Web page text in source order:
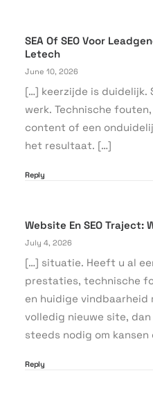
SEA Of SEO Voor
Letech
June 10, 2026
[…] keerzijde is duidelijk.
werk. Technische
content of een
het resultaat. […]
Reply
Website En SEO Traject:
July 4, 2026
[…] situatie. Heeft u al
prestaties, technische
en huidige vindbaarheid
volledig nieuwe site,
steeds nodig om kansen
Reply